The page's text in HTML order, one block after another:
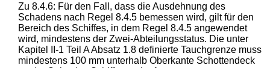
Zu 8.4.6: Für den Fall, dass die Ausdehnung des
Schadens nach Regel 8.4.5 bemessen wird, gilt für den
Bereich des Schiffes, in dem Regel 8.4.5 angewendet
wird, mindestens der Zwei-Abteilungsstatus. Die unter
Kapitel II-1 Teil A Absatz 1.8 definierte Tauchgrenze muss
mindestens 100 mm unterhalb Oberkante Schottendeck